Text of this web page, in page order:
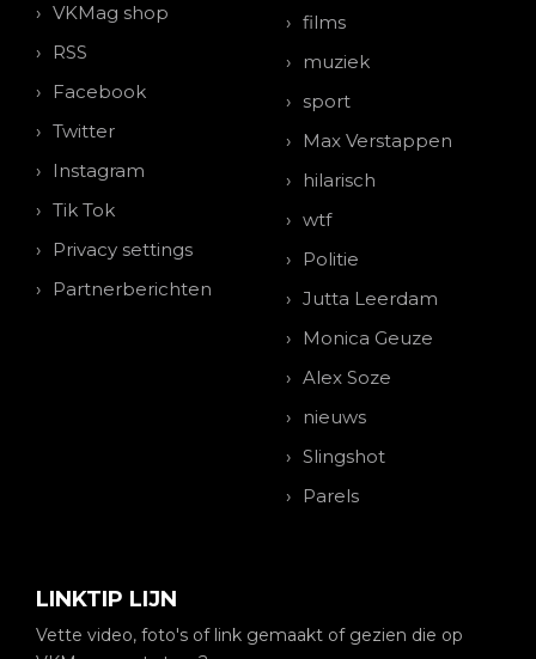
VKMag shop
RSS
Facebook
Twitter
Instagram
Tik Tok
Privacy settings
Partnerberichten
films
muziek
sport
Max Verstappen
hilarisch
wtf
Politie
Jutta Leerdam
Monica Geuze
Alex Soze
nieuws
Slingshot
Parels
LINKTIP LIJN
Vette video, foto's of link gemaakt of gezien die op